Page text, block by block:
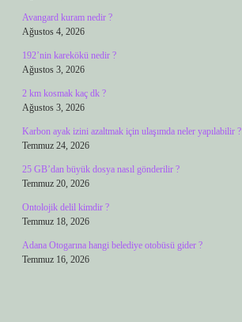
Avangard kuram nedir ?
Ağustos 4, 2026
192’nin karekökü nedir ?
Ağustos 3, 2026
2 km kosmak kaç dk ?
Ağustos 3, 2026
Karbon ayak izini azaltmak için ulaşımda neler yapılabilir ?
Temmuz 24, 2026
25 GB’dan büyük dosya nasıl gönderilir ?
Temmuz 20, 2026
Ontolojik delil kimdir ?
Temmuz 18, 2026
Adana Otogarına hangi belediye otobüsü gider ?
Temmuz 16, 2026